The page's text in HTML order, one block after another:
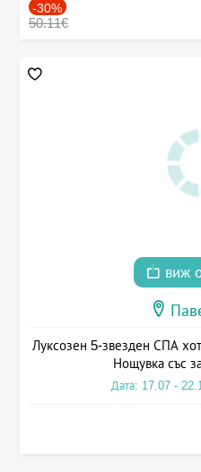
-30%
50.11€
виж
Луксозен 5-звезден СПА
Нощувка със
Дата: 17.07 -